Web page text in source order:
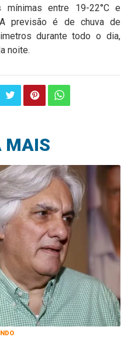
mínimas entre 19-22°C e
previsão é de chuva de
durante todo o dia,
noite.
MAIS